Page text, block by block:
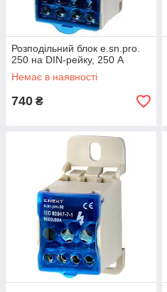
Розподільний блок e.sn.pro.
250 на DIN-рейку, 250 А
Немає в наявності
740 ₴